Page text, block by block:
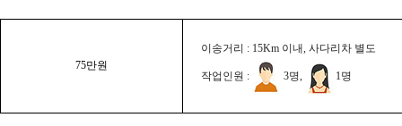
75만원
이송거리 : 15Km 이내, 사다리차 별도
작업인원 : 3명, 1명